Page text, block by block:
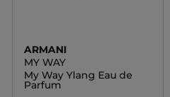
ARMANI
MY WAY
My Way Ylang Eau de
Parfum